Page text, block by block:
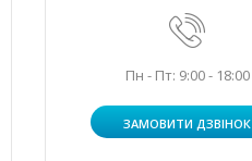
Пн - Пт: 9:00 - 18:00
ЗАМОВИТИ ДЗВІНОК